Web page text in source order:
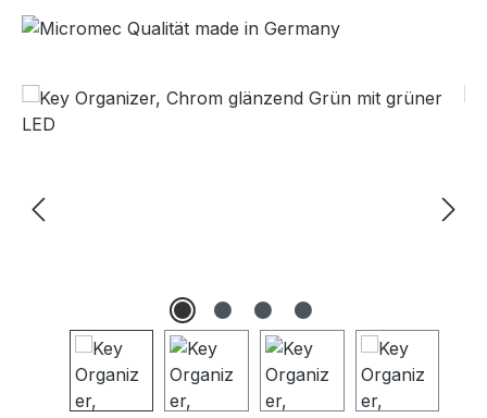
Bildergalerie überspringen